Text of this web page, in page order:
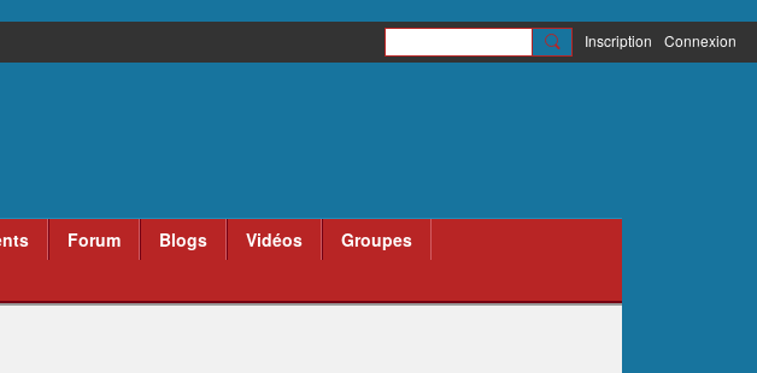
Inscription Connexion
Forum Blogs Vidéos
Groupes